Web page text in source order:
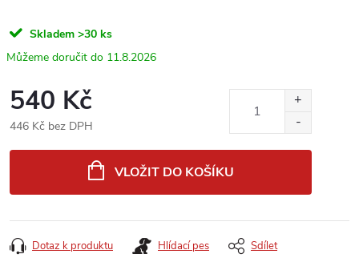
Skladem >30 ks
11.8.2026
540 Kč
446 Kč bez DPH
VLOŽIT DO KOŠÍKU
Dotaz k produktu Hlídací pes Sdílet